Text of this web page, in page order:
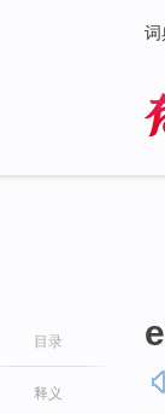
词
目录
释义